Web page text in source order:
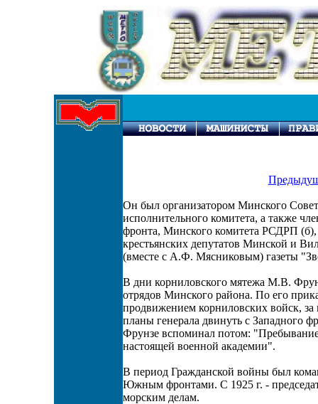
Он был организатором Минского
исполнительного комитета, а также
фронта, Минского комитета РСДРП (б),
крестьянских депутатов Минской и
(вместе с А.Ф. Мясниковым) газеты
В дни корниловского мятежа М.В.
отрядов Минского района. По его
продвижением корниловских войск,
планы генерала двинуть с Западного
Фрунзе вспоминал потом:
настоящей военной академии".
В период Гражданской войны был
Южным фронтами. С 1925 г. -
морским делам.